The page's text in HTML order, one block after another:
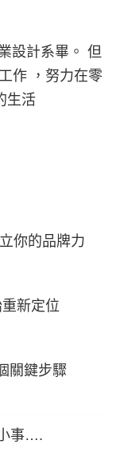
設計系畢。 但
作 ，努力在零
生活
你的品牌力
新定位
關鍵步驟
事….